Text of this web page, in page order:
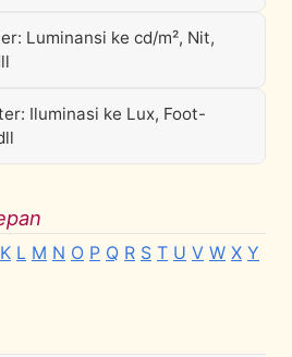
Luminansi ke cd/m², Nit,
Iluminasi ke Lux, Foot-
K L M N O P Q R S T U V W X Y